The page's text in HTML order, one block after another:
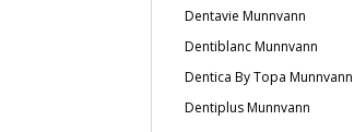
Dentavie Munnvann
Dentiblanc Munnvann
Dentica By Topa Munnvann
Dentiplus Munnvann